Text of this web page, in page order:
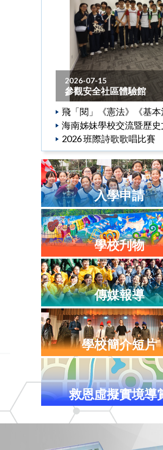
2026-07-15
參觀安全社區體驗館
飛「閱」《憲法》《基本
海南姊妹學校交流暨歷
2026 班際詩歌歌唱比賽
入學申請
學校刋物
傳媒報導
學校簡介短片
救恩虛擬實境導